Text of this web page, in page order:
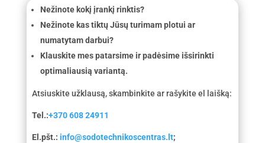
Nežinote kokį įrankį rinktis?
Nežinote kas tiktų Jūsų turimam plotui ar
numatytam darbui?
Klauskite mes patarsime ir padėsime išsirinkti
optimaliausią variantą.
Atsiuskite užklausą, skambinkite ar rašykite el laišką:
Tel.:+370 608 24911
El.pšt.: info@sodotechnikoscentras.lt;